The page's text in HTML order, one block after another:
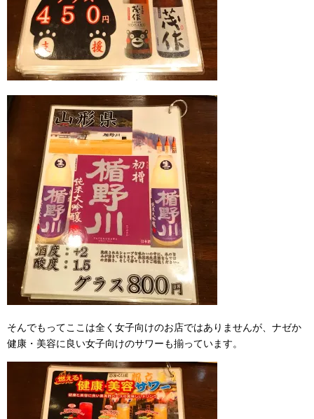
そんでもってここは全く女子向けのお店ではありませんが、ナゼか
健康・美容に良い女子向けのサワーも揃っています。